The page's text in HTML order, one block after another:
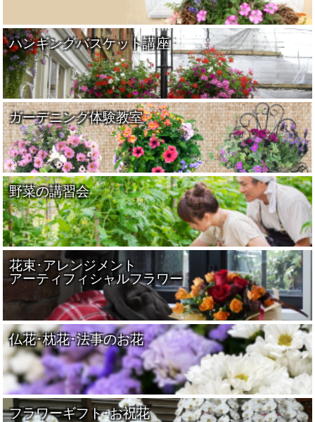
ハンギングバスケット講座
ガーデニング体験教室
野菜の講習会
花束･アレンジメント
アーティフィシャルフラワー
仏花･枕花･法事のお花
フラワーギフト･お祝花